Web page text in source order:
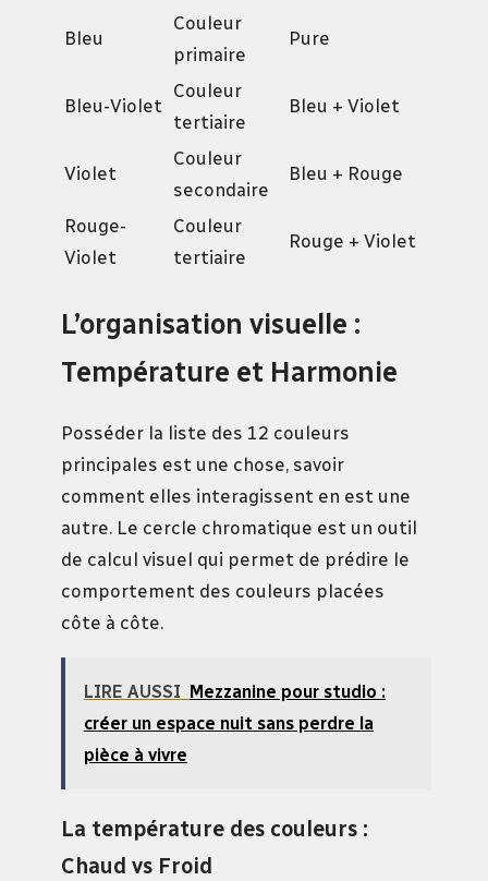
Bleu
Couleur
primaire
Pure
Bleu-Violet
Couleur
tertiaire
Bleu + Violet
Violet
Couleur
secondaire
Bleu + Rouge
Rouge-
Violet
Couleur
tertiaire
Rouge + Violet
L’organisation visuelle :
Température et Harmonie
Posséder la liste des 12 couleurs
principales est une chose, savoir
comment elles interagissent en est une
autre. Le cercle chromatique est un outil
de calcul visuel qui permet de prédire le
comportement des couleurs placées
côte à côte.
LIRE AUSSI Mezzanine pour studio :
créer un espace nuit sans perdre la
pièce à vivre
La température des couleurs :
Chaud vs Froid